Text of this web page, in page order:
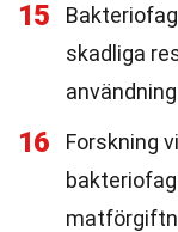
15
skadliga
16
Forskning